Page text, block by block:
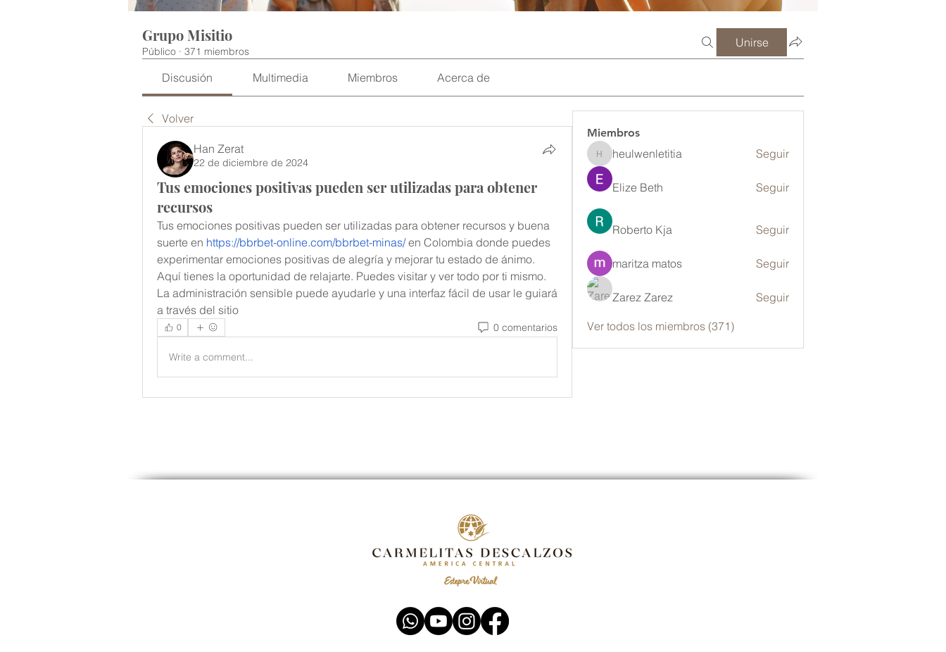
Grupo Misitio
Público · 371 miembros
Unirse
Discusión Multimedia Miembros Acerca de
Volver
Han Zerat
22 de diciembre de 2024
Tus emociones positivas pueden ser utilizadas para obtener
recursos
Tus emociones positivas pueden ser utilizadas para obtener recursos y buena
suerte en https://bbrbet-online.com/bbrbet-minas/ en Colombia donde puedes
experimentar emociones positivas de alegría y mejorar tu estado de ánimo.
Aquí tienes la oportunidad de relajarte. Puedes visitar y ver todo por ti mismo.
La administración sensible puede ayudarle y una interfaz fácil de usar le guiará
a través del sitio
0 0 comentarios
Write a comment...
Miembros
heulwenletitia
heulwenletitia Seguir
Elize Beth Seguir
Roberto Kja Seguir
maritza matos Seguir
Zarez Zarez Seguir
Ver todos los miembros (371)